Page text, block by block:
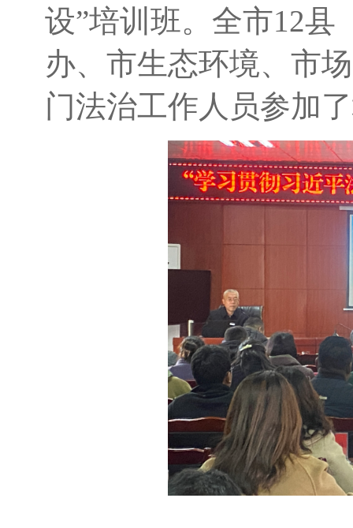
设”培训班。全市12县
办、市生态环境、市
门法治工作人员参加